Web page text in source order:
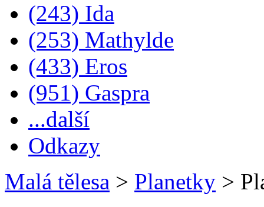
(243) Ida
(253) Mathylde
(433) Eros
(951) Gaspra
...další
Odkazy
Malá tělesa > Planetky >